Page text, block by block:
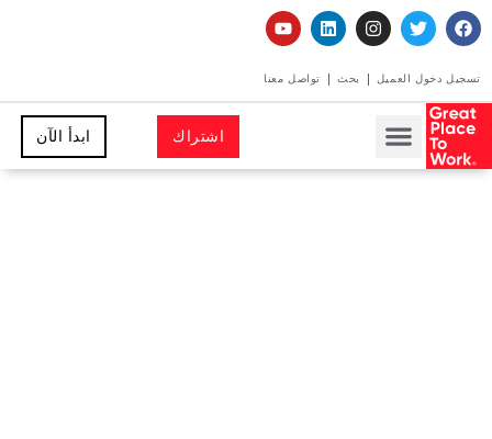
تسجيل دخول العميل بحث تواصل معنا
اشتراك ابدأ الآن